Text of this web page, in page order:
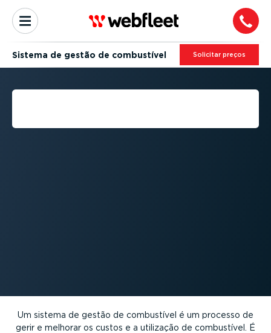
Sistema de gestão de combustível Solicitar preços
O QUE É UM SISTEMA DE
Um sistema de gestão de combustível é um processo de
gerir e melhorar os custos e a utilização de combustível. É